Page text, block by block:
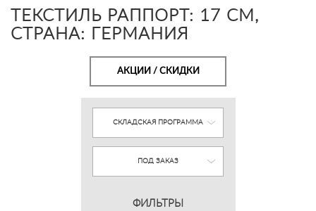
ТЕКСТИЛЬ РАППОРТ: 17 CM,
СТРАНА: ГЕРМАНИЯ
АКЦИИ / СКИДКИ
СКЛАДСКАЯ ПРОГРАММА
ПОД ЗАКАЗ
ФИЛЬТРЫ